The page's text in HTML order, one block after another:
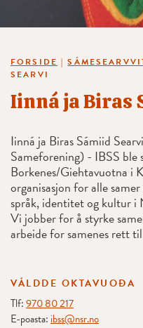
FORSIDE |
SEARVI
Iinná ja Biras
Iinná ja Biras Sámiid
Sameforening) - IBSS ble
Borkenes/Giehtavuotna i
organisasjon for alle
språk, identitet og kultur i
Vi jobber for å styrke
arbeide for samenes rett
VÁLDDE OKTAVUOĐA
Tlf:970 80 217
E-poasta: ibss@nsr.no